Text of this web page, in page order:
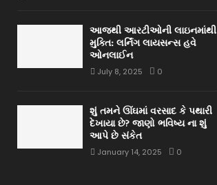
આજથી આરટીઓની લાઇનમાંથી
મુક્તિ: લર્નિંગ લાયસન્સ હવે
ઓનલાઈન
July 8, 2025 0
શું તમને ઊંઘમાં વરસાદ કે પથારી
દેખાયા છે? જાણો ભવિષ્ય ના શું
આપે છે સંકેત
January 14, 2025 0